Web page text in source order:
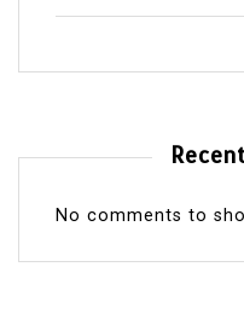
No comments to